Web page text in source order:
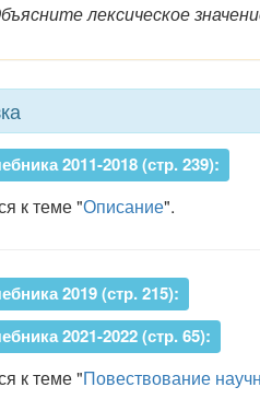
лексическое
2011-2018 (стр. 239):
к теме "Описание".
2019 (стр. 215):
2021-2022 (стр. 65):
к теме "Повествование